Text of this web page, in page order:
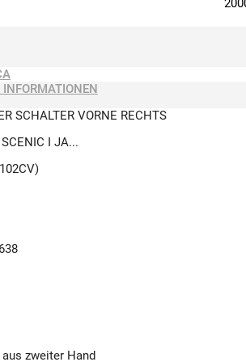
SCHALTER VORNE RECHTS
I JA...
zweiter Hand